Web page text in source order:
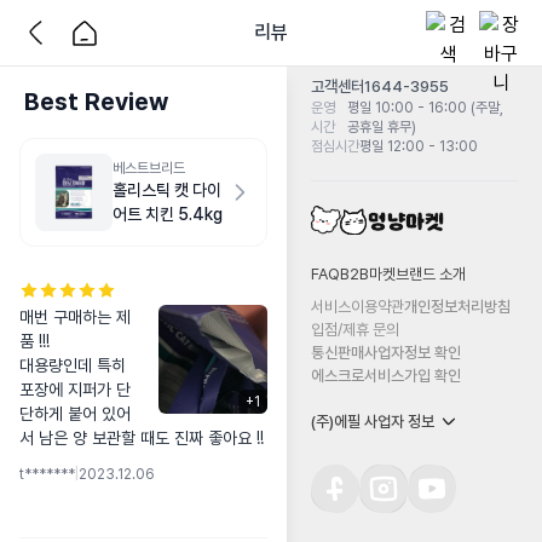
리뷰
Best Review
베스트브리드
홀리스틱 캣 다이
어트 치킨 5.4kg
+1
매번 구매하는 제
품 !!!
대용량인데 특히
포장에 지퍼가 단
단하게 붙어 있어
서 남은 양 보관할 때도 진짜 좋아요 !!
t******* 2023.12.06
고객센터1644-3955
운영
시간
평일 10:00 - 16:00 (주말,
공휴일 휴무)
점심시간평일 12:00 - 13:00
FAQB2B마켓 브랜드 소개
서비스이용약관개인정보처리방침
입점/제휴 문의
통신판매사업자정보 확인
에스크로서비스가입 확인
(주)에필 사업자 정보